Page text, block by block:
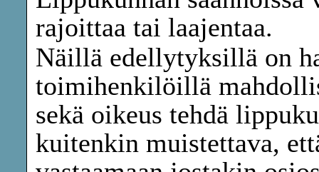
rajoittaa tai laajentaa.
Näillä edellytyksillä on
toimihenkilöillä
sekä oikeus tehdä
kuitenkin muistettava,